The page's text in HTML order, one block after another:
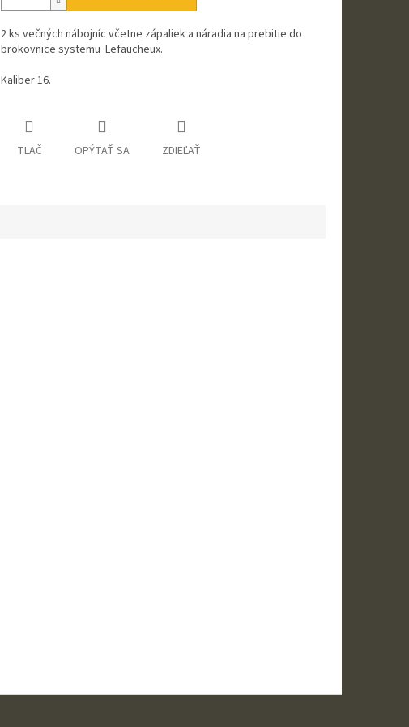
2 ks večných nábojníc včetne zápaliek a náradia na prebitie do
brokovnice systemu Lefaucheux.
Kaliber 16.
TLAČ OPÝTAŤ SA ZDIEĽAŤ